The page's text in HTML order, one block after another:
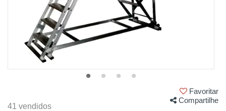
Favoritar
41 vendidos
Compartilhe